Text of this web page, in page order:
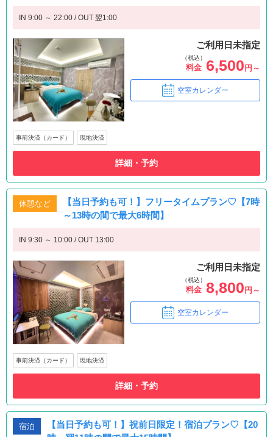
IN 9:00 ～ 22:00 / OUT 翌1:00
ご利用日未指定
（税込）
料金 6,500 円～
空室カレンダー
事前決済（カード） 現地決済
詳細・予約
休憩など
【当日予約も可！】フリータイムプラン♡【7時
～13時の間で最大6時間】
IN 9:30 ～ 10:00 / OUT 13:00
ご利用日未指定
（税込）
料金 8,800 円～
空室カレンダー
事前決済（カード） 現地決済
詳細・予約
宿泊
【当日予約も可！】祝前日限定！宿泊プラン♡【20